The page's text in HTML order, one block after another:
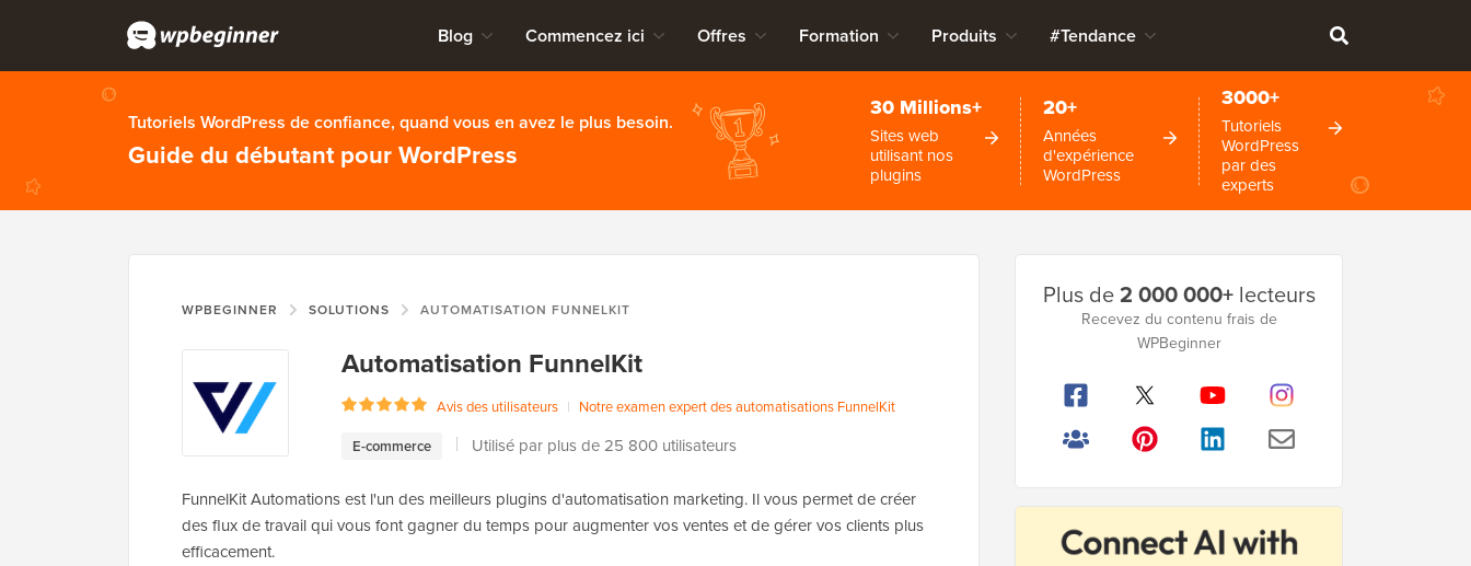
Blog Commencez ici Offres Formation Produits #Tendance
Tutoriels WordPress de confiance, quand vous en avez le plus besoin.
Guide du débutant pour WordPress
30 Millions+
Sites web
utilisant nos
plugins
20+
Années
d'expérience
WordPress
3000+
Tutoriels
WordPress
par des
experts
WPBEGINNER SOLUTIONS AUTOMATISATION FUNNELKIT
Automatisation FunnelKit
Avis des utilisateurs | Notre examen expert des automatisations FunnelKit
E-commerce
Utilisé par plus de 25 800 utilisateurs
FunnelKit Automations est l'un des meilleurs plugins d'automatisation marketing. Il vous permet de créer
des flux de travail qui vous font gagner du temps pour augmenter vos ventes et de gérer vos clients plus
efficacement.
latérale
Plus de2 000 000+lecteurs
Recevez du contenu frais de
WPBeginner